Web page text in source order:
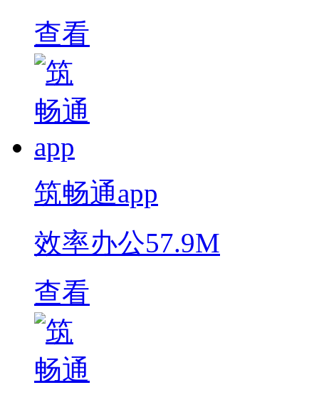
查看
筑畅通app
效率办公57.9M
查看